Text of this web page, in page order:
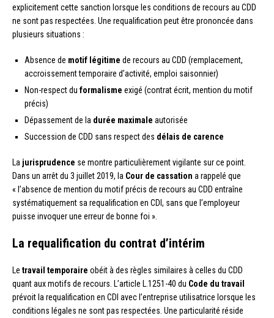
explicitement cette sanction lorsque les conditions de recours au CDD
ne sont pas respectées. Une requalification peut être prononcée dans
plusieurs situations :
Absence de motif légitime de recours au CDD (remplacement,
accroissement temporaire d’activité, emploi saisonnier)
Non-respect du formalisme exigé (contrat écrit, mention du motif
précis)
Dépassement de la durée maximale autorisée
Succession de CDD sans respect des délais de carence
La jurisprudence se montre particulièrement vigilante sur ce point.
Dans un arrêt du 3 juillet 2019, la Cour de cassation a rappelé que
« l’absence de mention du motif précis de recours au CDD entraîne
systématiquement sa requalification en CDI, sans que l’employeur
puisse invoquer une erreur de bonne foi ».
La requalification du contrat d’intérim
Le travail temporaire obéit à des règles similaires à celles du CDD
quant aux motifs de recours. L’article L.1251-40 du Code du travail
prévoit la requalification en CDI avec l’entreprise utilisatrice lorsque les
conditions légales ne sont pas respectées. Une particularité réside